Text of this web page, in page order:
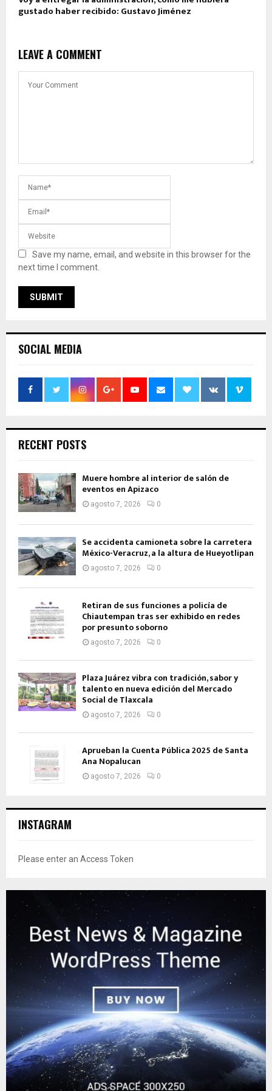
gustado haber recibido: Gustavo Jiménez
LEAVE A COMMENT
Save my name, email, and website in this browser for the
next time I comment.
SOCIAL MEDIA
RECENT POSTS
Muere hombre al interior de salón de
eventos en Apizaco
agosto 7, 2026 0
Se accidenta camioneta sobre la carretera
México-Veracruz, a la altura de Hueyotlipan
agosto 7, 2026 0
Retiran de sus funciones a policía de
Chiautempan tras ser exhibido en redes
por presunto soborno
agosto 7, 2026 0
Plaza Juárez vibra con tradición, sabor y
talento en nueva edición del Mercado
Social de Tlaxcala
agosto 7, 2026 0
Aprueban la Cuenta Pública 2025 de Santa
Ana Nopalucan
agosto 7, 2026 0
INSTAGRAM
Please enter an Access Token